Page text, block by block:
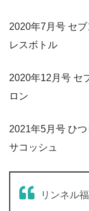
2020年7月号 セ
レスボトル
2020年12月号 セ
ロン
2021年5月号 ひ
サコッシュ
リンネル福